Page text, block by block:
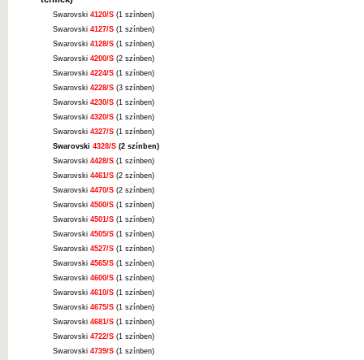
Swarovski 4120/S (1 színben)
Swarovski 4127/S (1 színben)
Swarovski 4128/S (1 színben)
Swarovski 4200/S (2 színben)
Swarovski 4224/S (1 színben)
Swarovski 4228/S (3 színben)
Swarovski 4230/S (1 színben)
Swarovski 4320/S (1 színben)
Swarovski 4327/S (1 színben)
Swarovski 4328/S (2 színben)
Swarovski 4428/S (1 színben)
Swarovski 4461/S (2 színben)
Swarovski 4470/S (2 színben)
Swarovski 4500/S (1 színben)
Swarovski 4501/S (1 színben)
Swarovski 4505/S (1 színben)
Swarovski 4527/S (1 színben)
Swarovski 4565/S (1 színben)
Swarovski 4600/S (1 színben)
Swarovski 4610/S (1 színben)
Swarovski 4675/S (1 színben)
Swarovski 4681/S (1 színben)
Swarovski 4722/S (1 színben)
Swarovski 4739/S (1 színben)